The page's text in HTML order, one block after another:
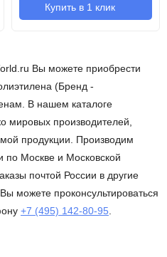
Купить в 1 клик
Вы можете приобрести
(Бренд -
В нашем каталоге
мировых производителей,
продукции. Производим
по Москве и Московской
почтой России в другие
можете проконсультироваться
+7 (495) 142-80-95